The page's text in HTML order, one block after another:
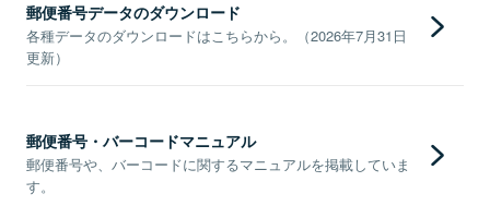
郵便番号データのダウンロード
各種データのダウンロードはこちらから。（2026年7月31日
更新）
郵便番号・バーコードマニュアル
郵便番号や、バーコードに関するマニュアルを掲載していま
す。